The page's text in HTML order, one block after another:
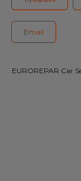
Όλα τα συνεργεία
ΓΙΝΕΤΕ ΜΕΛΟΣ
Email
EUROREPAR Car